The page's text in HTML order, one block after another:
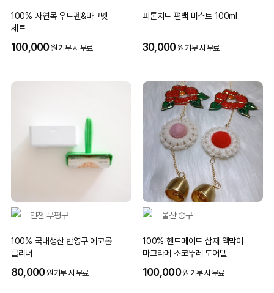
100% 자연목 우드펜&마그넷
세트
100,000원 기부 시 무료
피톤치드 편백 미스트 100ml
30,000원 기부 시 무료
인천 부평구
100% 국내생산 반영구 에코롤
클리너
80,000원 기부 시 무료
울산 중구
100% 핸드메이드 삼재 액막이
마크라메 소코뚜레 도어벨
100,000원 기부 시 무료